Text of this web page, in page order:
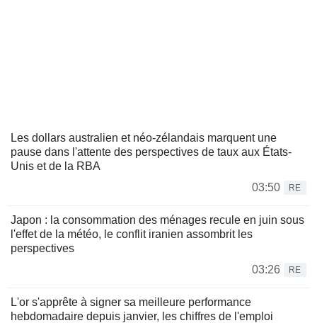
Les dollars australien et néo-zélandais marquent une
pause dans l'attente des perspectives de taux aux États-
Unis et de la RBA
03:50
RE
Japon : la consommation des ménages recule en juin sous
l'effet de la météo, le conflit iranien assombrit les
perspectives
03:26
RE
L'or s'apprête à signer sa meilleure performance
hebdomadaire depuis janvier, les chiffres de l'emploi